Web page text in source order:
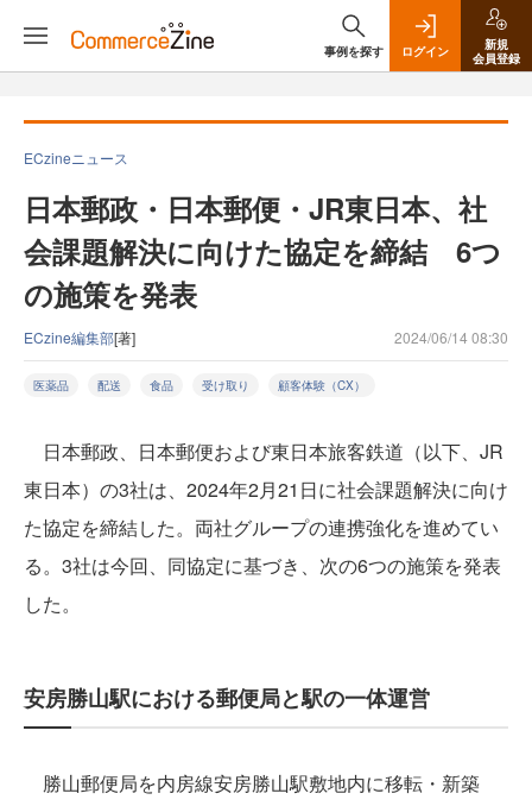
事例を探す ログイン
新規
会員登録
ECzineニュース
日本郵政・日本郵便・JR東日本、社
会課題解決に向けた協定を締結 6つ
の施策を発表
ECzine編集部[著] 2024/06/14 08:30
医薬品 配送 食品 受け取り 顧客体験（CX）
日本郵政、日本郵便および東日本旅客鉄道（以下、JR
東日本）の3社は、2024年2月21日に社会課題解決に向け
た協定を締結した。両社グループの連携強化を進めてい
る。3社は今回、同協定に基づき、次の6つの施策を発表
した。
安房勝山駅における郵便局と駅の一体運営
勝山郵便局を内房線安房勝山駅敷地内に移転・新築